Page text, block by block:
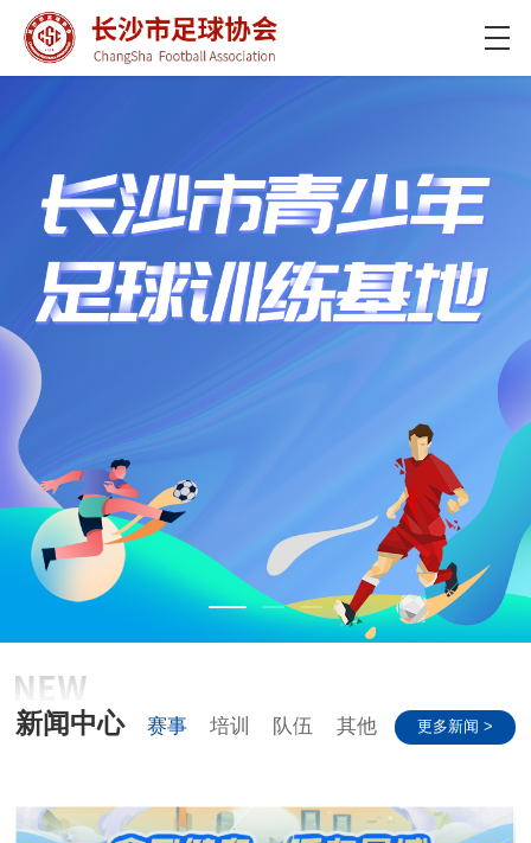
新闻中心 赛事 培训 队伍 其他 更多新闻 >